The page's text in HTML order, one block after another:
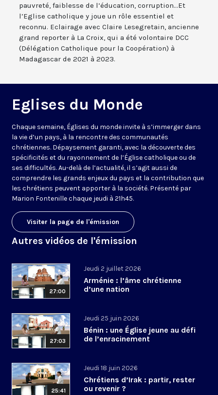
pauvreté, faiblesse de l’éducation, corruption...Et
l’Eglise catholique y joue un rôle essentiel et
reconnu. Eclairage avec Claire Lesegretain, ancienne
grand reporter à La Croix, qui a été volontaire DCC
(Délégation Catholique pour la Coopération) à
Madagascar de 2021 à 2023.
Eglises du Monde
Chaque semaine, Églises du monde invite à s’immerger dans
la vie d’un pays, à la rencontre des communautés
chrétiennes. Dépaysement garanti, avec la découverte des
spécificités et du rayonnement de l’Église catholique ou de
ses difficultés. Au-delà de l’actualité, il s’agit aussi de
comprendre les grands enjeux du pays et la contribution que
les chrétiens peuvent apporter à la société. Présenté par
Marion Fontenille chaque jeudi à 21h45.
Visiter la page de l'émission
Autres vidéos de l'émission
27:00
Jeudi 2 juillet 2026
Arménie : l’âme chrétienne
d’une nation
27:03
Jeudi 25 juin 2026
Bénin : une Église jeune au défi
de l’enracinement
25:41
Jeudi 18 juin 2026
Chrétiens d’Irak : partir, rester
ou revenir ?